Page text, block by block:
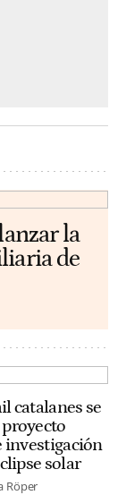
la
de
catalanes se
investigación
solar
Röper